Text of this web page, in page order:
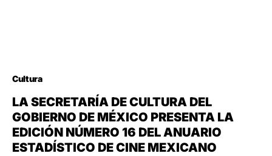
Cultura
LA SECRETARÍA DE CULTURA DEL
GOBIERNO DE MÉXICO PRESENTA LA
EDICIÓN NÚMERO 16 DEL ANUARIO
ESTADÍSTICO DE CINE MEXICANO